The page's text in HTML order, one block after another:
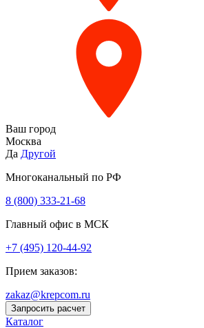
Ваш город
Москва
Да Другой
Многоканальный по РФ
8 (800) 333‑21-68
Главный офис в МСК
+7 (495) 120-44-92
Прием заказов:
zakaz@krepcom.ru
Запросить расчет
Каталог